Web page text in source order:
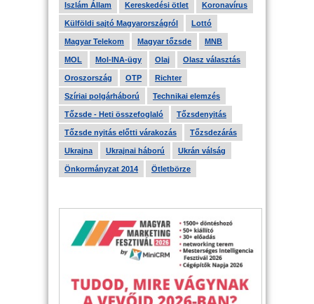
Iszlám Állam Kereskedési ötlet Koronavírus
Külföldi sajtó Magyarországról Lottó
Magyar Telekom Magyar tőzsde MNB
MOL Mol-INA-ügy Olaj Olasz választás
Oroszország OTP Richter
Szíriai polgárháború Technikai elemzés
Tőzsde - Heti összefoglaló Tőzsdenyitás
Tőzsde nyitás előtti várakozás Tőzsdezárás
Ukrajna Ukrajnai háború Ukrán válság
Önkormányzat 2014 Ötletbörze